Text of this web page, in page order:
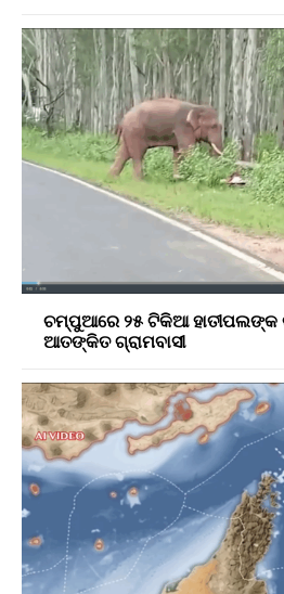
ଚମ୍ପୁଆରେ ୨୫ ଟିକିଆ ହାତୀପଲଙ୍କ
ଆତଙ୍କିତ ଗ୍ରାମବାସୀ